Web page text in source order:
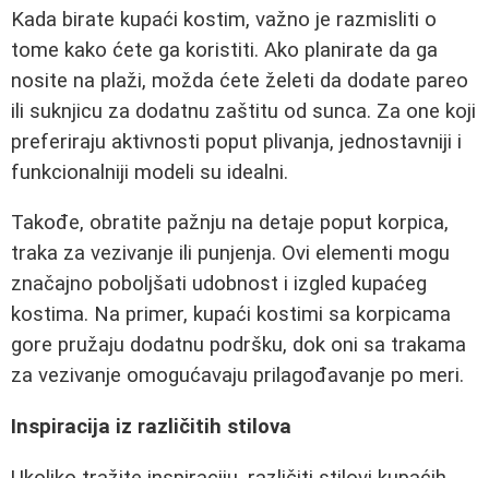
Kada birate kupaći kostim, važno je razmisliti o
tome kako ćete ga koristiti. Ako planirate da ga
nosite na plaži, možda ćete želeti da dodate pareo
ili suknjicu za dodatnu zaštitu od sunca. Za one koji
preferiraju aktivnosti poput plivanja, jednostavniji i
funkcionalniji modeli su idealni.
Takođe, obratite pažnju na detaje poput korpica,
traka za vezivanje ili punjenja. Ovi elementi mogu
značajno poboljšati udobnost i izgled kupaćeg
kostima. Na primer, kupaći kostimi sa korpicama
gore pružaju dodatnu podršku, dok oni sa trakama
za vezivanje omogućavaju prilagođavanje po meri.
Inspiracija iz različitih stilova